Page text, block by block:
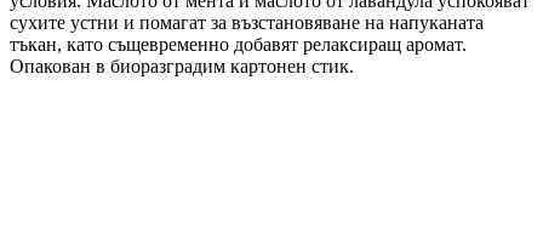
сухите устни и помагат за възстановяване на напуканата
тъкан, като същевременно добавят релаксиращ аромат.
Опакован в биоразградим картонен стик.